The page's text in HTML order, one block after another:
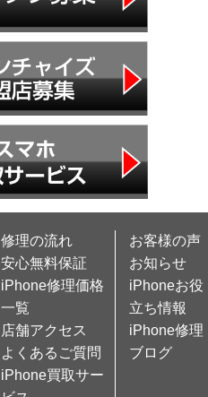
修理の流れ
安心無料保証
iPhone修理価格
一覧
店舗アクセス
よくあるご質問
iPhone買取サー
お客様の声
お知らせ
iPhoneお役
立ち情報
iPhone修理
ブログ